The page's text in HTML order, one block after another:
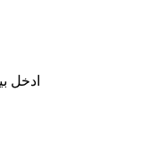
ادخل